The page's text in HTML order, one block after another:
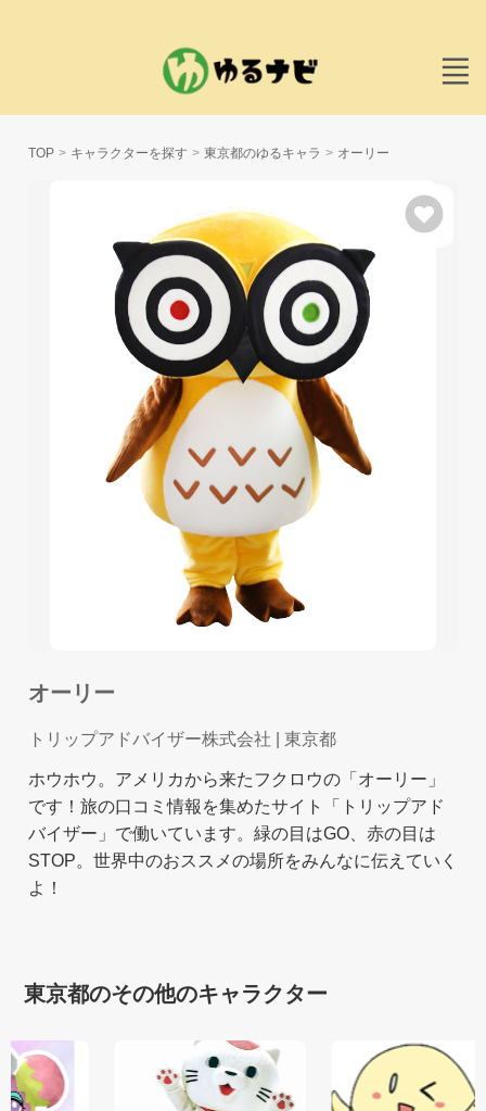
TOP キャラクターを探す 東京都のゆるキャラ オーリー
オーリー
トリップアドバイザー株式会社 | 東京都
ホウホウ。アメリカから来たフクロウの「オーリー」
です！旅の口コミ情報を集めたサイト「トリップアド
バイザー」で働いています。緑の目はGO、赤の目は
STOP。世界中のおススメの場所をみんなに伝えていく
よ！
東京都のその他のキャラクター